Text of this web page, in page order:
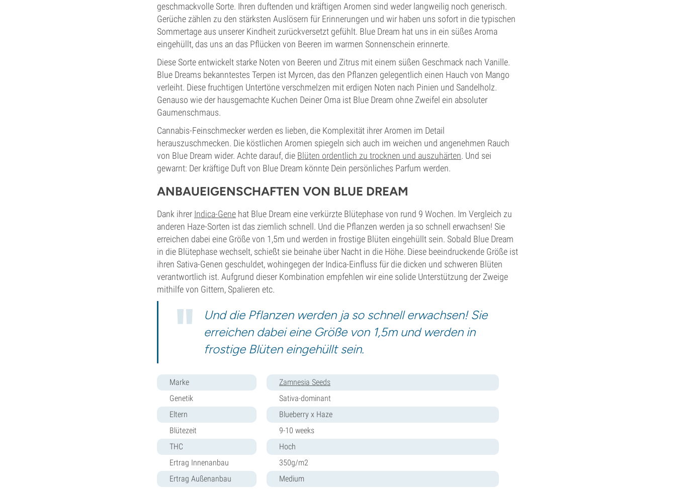
geschmackvolle Sorte. Ihren duftenden und kräftigen Aromen sind weder langweilig noch generisch.
Gerüche zählen zu den stärksten Auslösern für Erinnerungen und wir haben uns sofort in die typischen
Sommertage aus unserer Kindheit zurückversetzt gefühlt. Blue Dream hat uns in ein süßes Aroma
eingehüllt, das uns an das Pflücken von Beeren im warmen Sonnenschein erinnerte.
Diese Sorte entwickelt starke Noten von Beeren und Zitrus mit einem süßen Geschmack nach Vanille.
Blue Dreams bekanntestes Terpen ist Myrcen, das den Pflanzen gelegentlich einen Hauch von Mango
verleiht. Diese fruchtigen Untertöne verschmelzen mit erdigen Noten nach Pinien und Sandelholz.
Genauso wie der hausgemachte Kuchen Deiner Oma ist Blue Dream ohne Zweifel ein absoluter
Gaumenschmaus.
Cannabis-Feinschmecker werden es lieben, die Komplexität ihrer Aromen im Detail
herauszuschmecken. Die köstlichen Aromen spiegeln sich auch im weichen und angenehmen Rauch
von Blue Dream wider. Achte darauf, die Blüten ordentlich zu trocknen und auszuhärten. Und sei
gewarnt: Der kräftige Duft von Blue Dream könnte Dein persönliches Parfum werden.
ANBAUEIGENSCHAFTEN VON BLUE DREAM
Dank ihrer Indica-Gene hat Blue Dream eine verkürzte Blütephase von rund 9 Wochen. Im Vergleich zu
anderen Haze-Sorten ist das ziemlich schnell. Und die Pflanzen werden ja so schnell erwachsen! Sie
erreichen dabei eine Größe von 1,5m und werden in frostige Blüten eingehüllt sein. Sobald Blue Dream
in die Blütephase wechselt, schießt sie beinahe über Nacht in die Höhe. Diese beeindruckende Größe ist
ihren Sativa-Genen geschuldet, wohingegen der Indica-Einfluss für die dicken und schweren Blüten
verantwortlich ist. Aufgrund dieser Kombination empfehlen wir eine solide Unterstützung der Zweige
mithilfe von Gittern, Spalieren etc.
Und die Pflanzen werden ja so schnell erwachsen! Sie
erreichen dabei eine Größe von 1,5m und werden in
frostige Blüten eingehüllt sein.
Marke
Zamnesia Seeds
Genetik
Sativa-dominant
Eltern
Blueberry x Haze
Blütezeit
9-10 weeks
THC
Hoch
Ertrag Innenanbau
350g/m2
Ertrag Außenanbau
Medium